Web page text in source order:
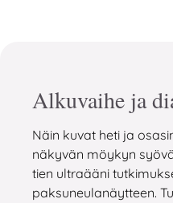
Alkuvaihe ja
Näin kuvat heti ja
näkyvän möykyn
tien ultraääni
paksuneulanäytteen.